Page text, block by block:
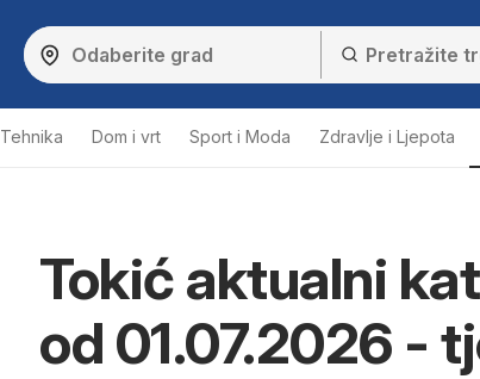
Tehnika Dom i vrt Sport i Moda Zdravlje i Ljepota
Tokić aktualni
od 01.07.2026 -